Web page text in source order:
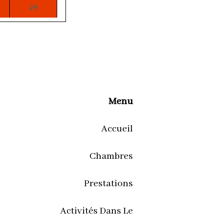
29
à partir de
Menu
Accueil
Chambres
Prestations
Activités Dans Le